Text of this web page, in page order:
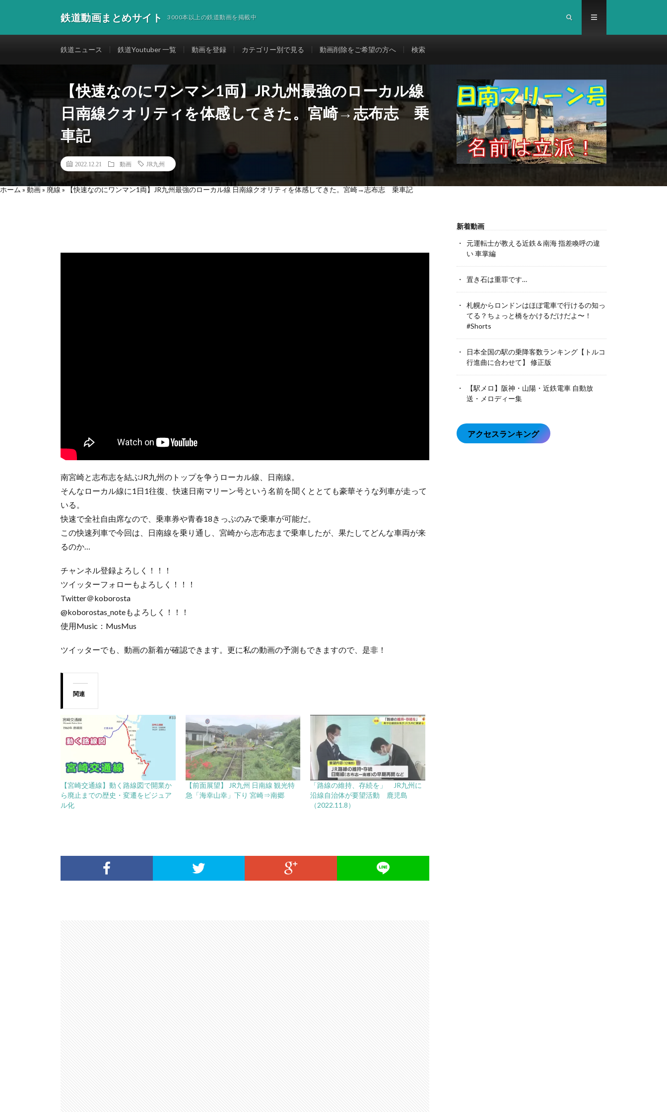
鉄道動画まとめサイト 3000本以上の鉄道動画を掲載中
鉄道ニュース 鉄道Youtuber 一覧 動画を登録 カテゴリー別で見る 動画削除をご希望の方へ 検索
【快速なのにワンマン1両】JR九州最強のローカル線
日南線クオリティを体感してきた。宮崎→志布志 乗
車記
2022.12.21 動画 JR九州
ホーム » 動画» 廃線 » 【快速なのにワンマン1両】JR九州最強のローカル線 日南線クオリティを体感してきた。宮崎→志布志 乗車記
南宮崎と志布志を結ぶJR九州のトップを争うローカル線、日南線。
そんなローカル線に1日1往復、快速日南マリーン号という名前を聞くととても豪華そうな列車が走って
いる。
快速で全社自由席なので、乗車券や青春18きっぷのみで乗車が可能だ。
この快速列車で今回は、日南線を乗り通し、宮崎から志布志まで乗車したが、果たしてどんな車両が来
るのか…
チャンネル登録よろしく！！！
ツイッターフォローもよろしく！！！
Twitter＠koborosta
@koborostas_noteもよろしく！！！
使用Music：MusMus
ツイッターでも、動画の新着が確認できます。更に私の動画の予測もできますので、是非！
関連
【宮崎交通線】動く路線図で開業か
ら廃止までの歴史・変遷をビジュア
ル化
【前面展望】 JR九州 日南線 観光特
急「海幸山幸」下り 宮崎⇒南郷
「路線の維持、存続を」 JR九州に
沿線自治体が要望活動 鹿児島
（2022.11.8）
新着動画
元運転士が教える近鉄＆南海 指差喚呼の違
い 車掌編
置き石は重罪です…
札幌からロンドンはほぼ電車で行けるの知っ
てる？ちょっと橋をかけるだけだよ〜！
#Shorts
日本全国の駅の乗降客数ランキング【トルコ
行進曲に合わせて】 修正版
【駅メロ】阪神・山陽・近鉄電車 自動放
送・メロディー集
アクセスランキング